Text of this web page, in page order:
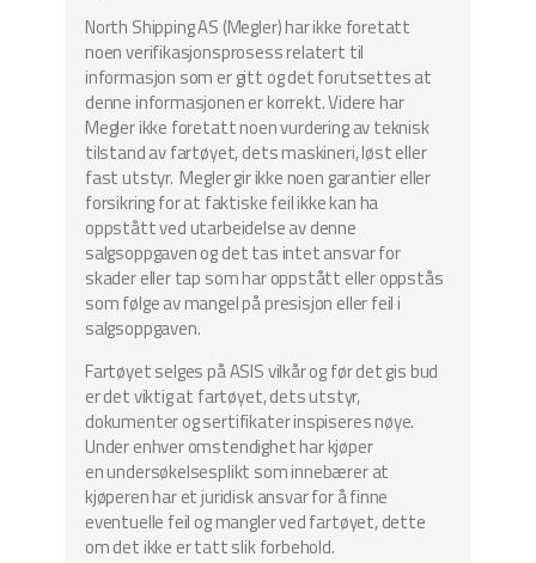
North Shipping AS (Megler) har ikke foretatt
noen verifikasjonsprosess relatert til
informasjon som er gitt og det forutsettes at
denne informasjonen er korrekt. Videre har
Megler ikke foretatt noen vurdering av teknisk
tilstand av fartøyet, dets maskineri, løst eller
fast utstyr. Megler gir ikke noen garantier eller
forsikring for at faktiske feil ikke kan ha
oppstått ved utarbeidelse av denne
salgsoppgaven og det tas intet ansvar for
skader eller tap som har oppstått eller oppstås
som følge av mangel på presisjon eller feil i
salgsoppgaven.
Fartøyet selges på ASIS vilkår og før det gis bud
er det viktig at fartøyet, dets utstyr,
dokumenter og sertifikater inspiseres nøye.
Under enhver omstendighet har kjøper
en undersøkelsesplikt som innebærer at
kjøperen har et juridisk ansvar for å finne
eventuelle feil og mangler ved fartøyet, dette
om det ikke er tatt slik forbehold.